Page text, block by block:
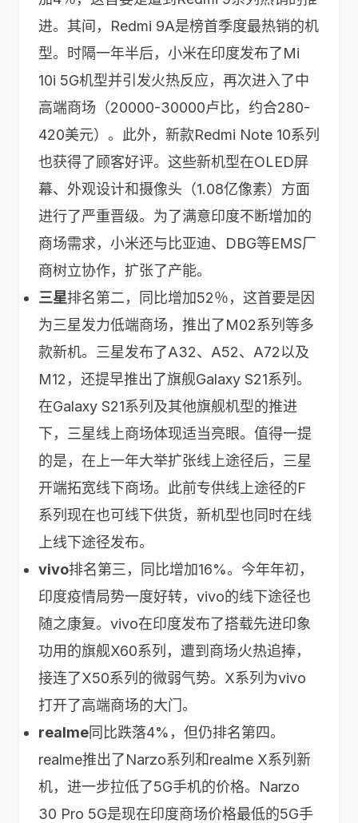
进。其间，Redmi 9A是榜首季度最热销的机
型。时隔一年半后，小米在印度发布了Mi
10i 5G机型并引发火热反应，再次进入了中
高端商场（20000-30000卢比，约合280-
420美元）。此外，新款Redmi Note 10系列
也获得了顾客好评。这些新机型在OLED屏
幕、外观设计和摄像头（1.08亿像素）方面
进行了严重晋级。为了满意印度不断增加的
商场需求，小米还与比亚迪、DBG等EMS厂
商树立协作，扩张了产能。
三星排名第二，同比增加52％，这首要是因
为三星发力低端商场，推出了M02系列等多
款新机。三星发布了A32、A52、A72以及
M12，还提早推出了旗舰Galaxy S21系列。
在Galaxy S21系列及其他旗舰机型的推进
下，三星线上商场体现适当亮眼。值得一提
的是，在上一年大举扩张线上途径后，三星
开端拓宽线下商场。此前专供线上途径的F
系列现在也可线下供货，新机型也同时在线
上线下途径发布。
vivo排名第三，同比增加16%。今年年初，
印度疫情局势一度好转，vivo的线下途径也
随之康复。vivo在印度发布了搭载先进印象
功用的旗舰X60系列，遭到商场火热追捧，
接连了X50系列的微弱气势。X系列为vivo
打开了高端商场的大门。
realme同比跌落4%，但仍排名第四。
realme推出了Narzo系列和realme X系列新
机，进一步拉低了5G手机的价格。Narzo
30 Pro 5G是现在印度商场价格最低的5G手